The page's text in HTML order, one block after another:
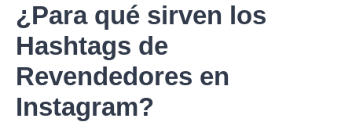
¿Para qué sirven los
Hashtags de
Revendedores en
Instagram?